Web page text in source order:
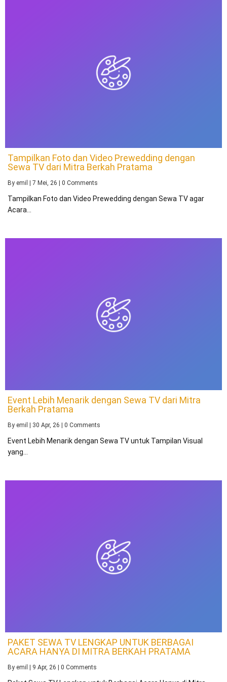
Tampilkan Foto dan Video Prewedding dengan
Sewa TV dari Mitra Berkah Pratama
By emil 7 Mei, 26 0 Comments
Tampilkan Foto dan Video Prewedding dengan Sewa TV agar
Acara…
Event Lebih Menarik dengan Sewa TV dari Mitra
Berkah Pratama
By emil 30 Apr, 26 0 Comments
Event Lebih Menarik dengan Sewa TV untuk Tampilan Visual
yang…
PAKET SEWA TV LENGKAP UNTUK BERBAGAI
ACARA HANYA DI MITRA BERKAH PRATAMA
By emil | 9 Apr, 26 | 0 Comments